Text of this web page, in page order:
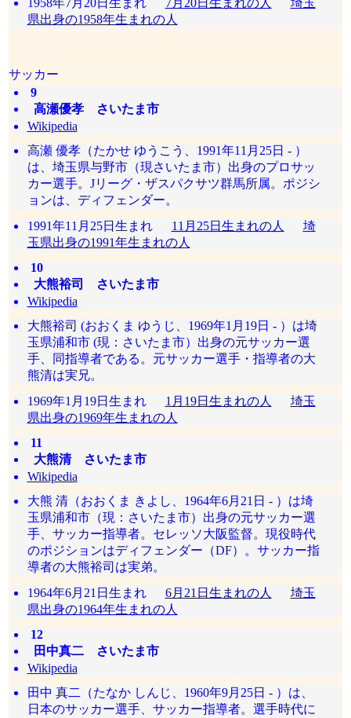
1958年7月20日生まれ 7月20日生まれの人
埼玉
県出身の1958年生まれの人
サッカー
9
高瀬優孝 さいたま市
Wikipedia
高瀬 優孝（たかせ ゆうこう、1991年11月25日 - ）
は、埼玉県与野市（現さいたま市）出身のプロサッ
カー選手。Jリーグ・ザスパクサツ群馬所属。ポジシ
ョンは、ディフェンダー。
1991年11月25日生まれ 11月25日生まれの人
埼
玉県出身の1991年生まれの人
10
大熊裕司 さいたま市
Wikipedia
大熊裕司 (おおくま ゆうじ、1969年1月19日 - ）は埼
玉県浦和市 (現：さいたま市）出身の元サッカー選
手、同指導者である。元サッカー選手・指導者の大
熊清は実兄。
1969年1月19日生まれ 1月19日生まれの人
埼玉
県出身の1969年生まれの人
11
大熊清 さいたま市
Wikipedia
大熊 清（おおくま きよし、1964年6月21日 - ）は埼
玉県浦和市（現：さいたま市）出身の元サッカー選
手、サッカー指導者。セレッソ大阪監督。現役時代
のポジションはディフェンダー（DF）。サッカー指
導者の大熊裕司は実弟。
1964年6月21日生まれ 6月21日生まれの人
埼玉
県出身の1964年生まれの人
12
田中真二 さいたま市
Wikipedia
田中 真二（たなか しんじ、1960年9月25日 - ）は、
日本のサッカー選手、サッカー指導者。選手時代に